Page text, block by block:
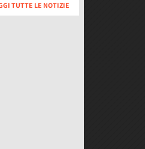
TUTTE LE NOTIZIE